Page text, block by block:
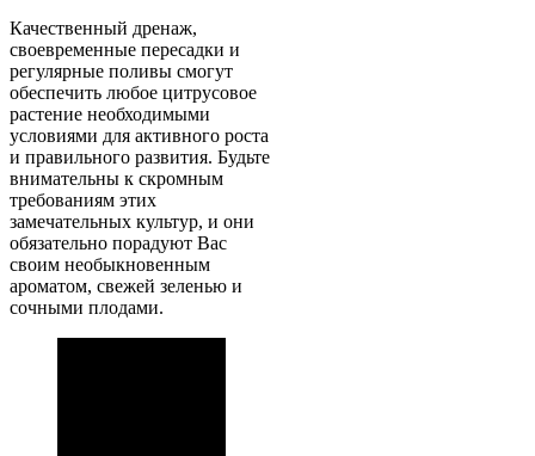
Качественный дренаж,
своевременные пересадки и
регулярные поливы смогут
обеспечить любое цитрусовое
растение необходимыми
условиями для активного роста
и правильного развития. Будьте
внимательны к скромным
требованиям этих
замечательных культур, и они
обязательно порадуют Вас
своим необыкновенным
ароматом, свежей зеленью и
сочными плодами.